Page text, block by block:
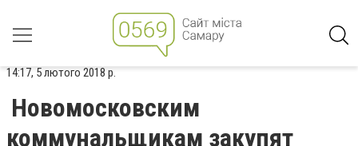
14:17, 5 лютого 2018 р.
Новомосковским
коммунальщикам закупят